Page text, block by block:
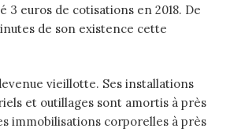
3 euros de cotisations en 2018. De
de son existence cette
vieillotte. Ses installations
et outillages sont amortis à près
immobilisations corporelles à près